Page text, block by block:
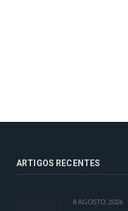
ARTIGOS RECENTES
8 AGOSTO, 2026